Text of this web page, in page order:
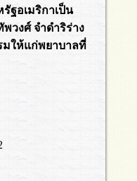
ฐอเมริกาเป็น
วงศ์ จำดำริร่าง
ให้แก่พยาบาลที่